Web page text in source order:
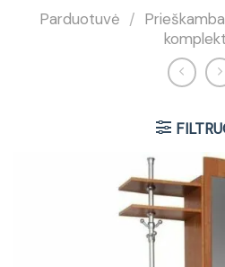
Parduotuvė /